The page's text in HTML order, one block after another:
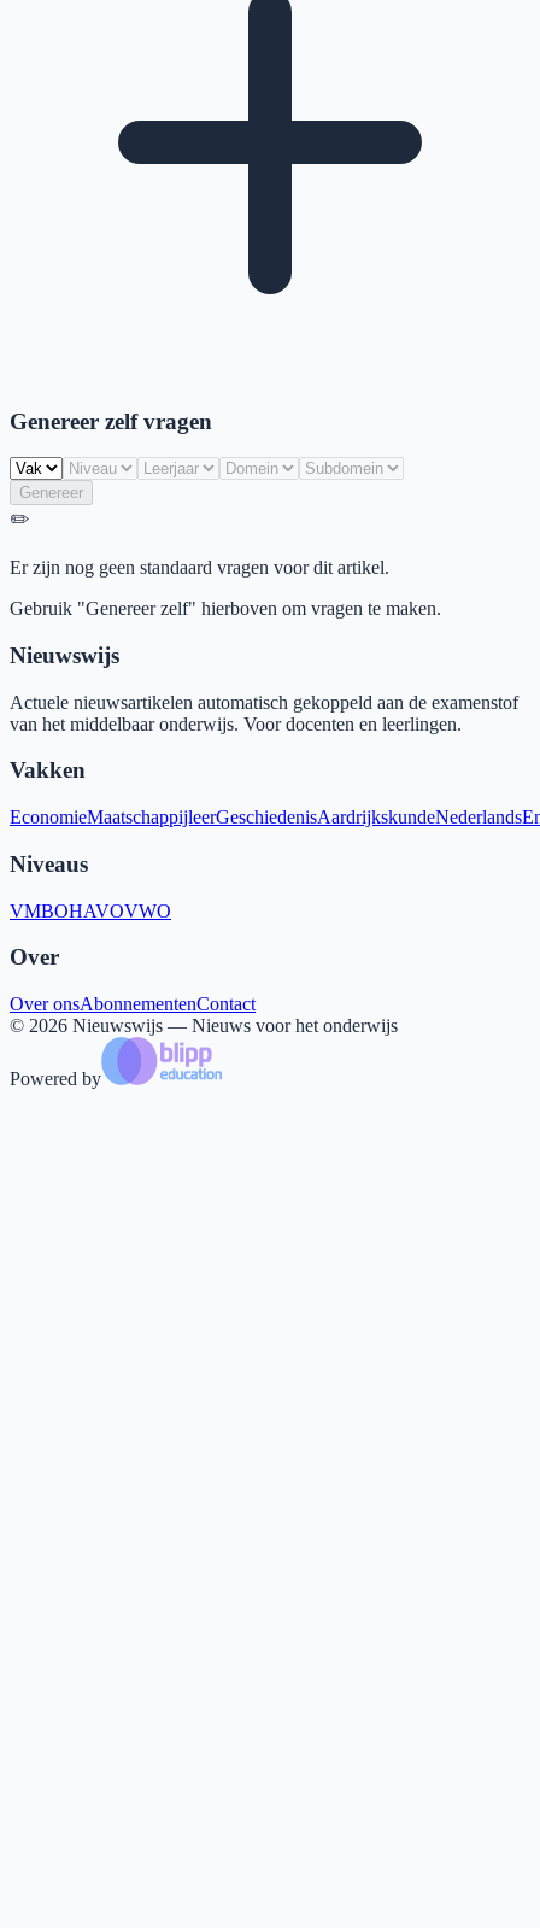
Genereer zelf vragen
Genereer
✏️
Er zijn nog geen standaard vragen voor dit artikel.
Gebruik "Genereer zelf" hierboven om vragen te maken.
Nieuwswijs
Actuele nieuwsartikelen automatisch gekoppeld aan de examenstof
van het middelbaar onderwijs. Voor docenten en leerlingen.
Vakken
EconomieMaatschappijleerGeschiedenisAardrijkskundeNederlands
Niveaus
VMBOHAVOVWO
Over
Over onsAbonnementenContact
© 2026 Nieuwswijs — Nieuws voor het onderwijs
Powered by